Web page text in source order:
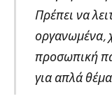
Πρέπει να
οργανωμένα,
προσωπική
για απλά